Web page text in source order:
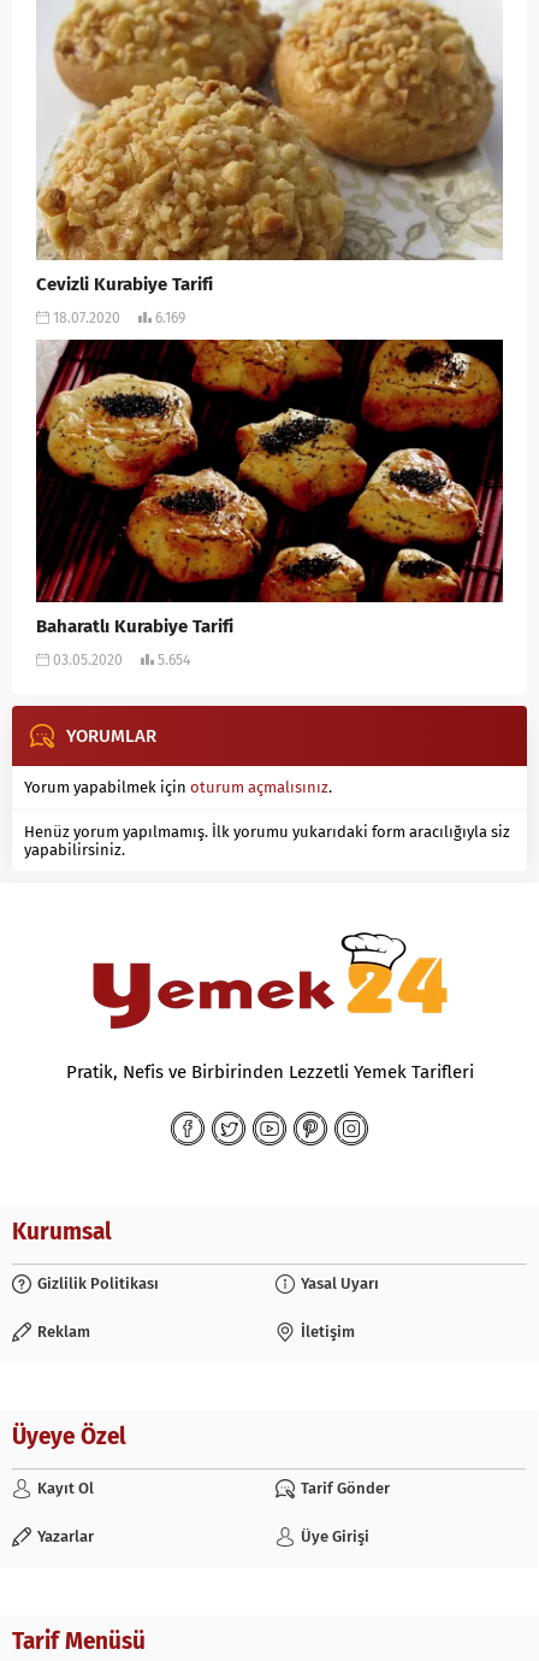
Cevizli Kurabiye Tarifi
18.07.2020 6.169
Baharatlı Kurabiye Tarifi
03.05.2020 5.654
YORUMLAR
Yorum yapabilmek için oturum açmalısınız.
Henüz yorum yapılmamış. İlk yorumu yukarıdaki form aracılığıyla siz
yapabilirsiniz.
Pratik, Nefis ve Birbirinden Lezzetli Yemek Tarifleri
Kurumsal
Gizlilik Politikası Yasal Uyarı
Reklam İletişim
Üyeye Özel
Kayıt Ol Tarif Gönder
Yazarlar Üye Girişi
Tarif Menüsü